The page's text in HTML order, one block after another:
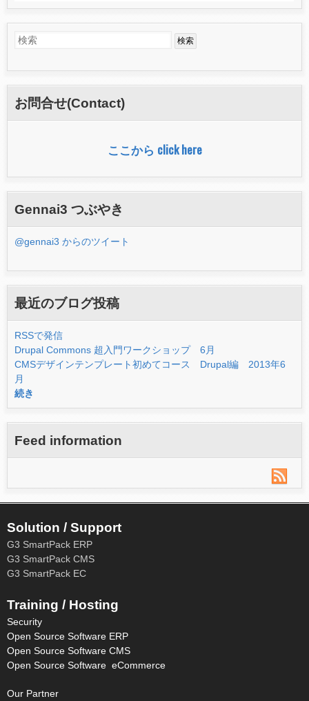
索
フ
ォ
検
お問合せ(Contact)
ここから click here
Gennai3 つぶやき
@gennai3 からのツイート
最近のブログ投稿
RSSで発信
Drupal Commons 超入門ワークショップ 6月
CMSデザインテンプレート初めてコース Drupal編 2013年6
月
続き
Feed information
Solution / Support
G3 SmartPack ERP
G3 SmartPack CMS
G3 SmartPack EC
Training / Hosting
Security
Open Source Software ERP
Open Source Software CMS
Open Source Software eCommerce
Our Partner